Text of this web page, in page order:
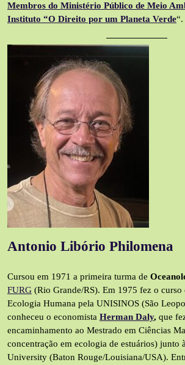
Membros do Ministério Público de Meio
Instituto “O Direito por um Planeta Verde“.
Antonio Libório Philomena
Cursou em 1971 a primeira turma de
FURG (Rio Grande/RS). Em 1975 fez o curso
Ecologia Humana pela UNISINOS (São
conheceu o economista Herman Daly, que
encaminhamento ao Mestrado em Ciências
concentração em ecologia de estuários) junto
University (Baton Rouge/Louisiana/USA).